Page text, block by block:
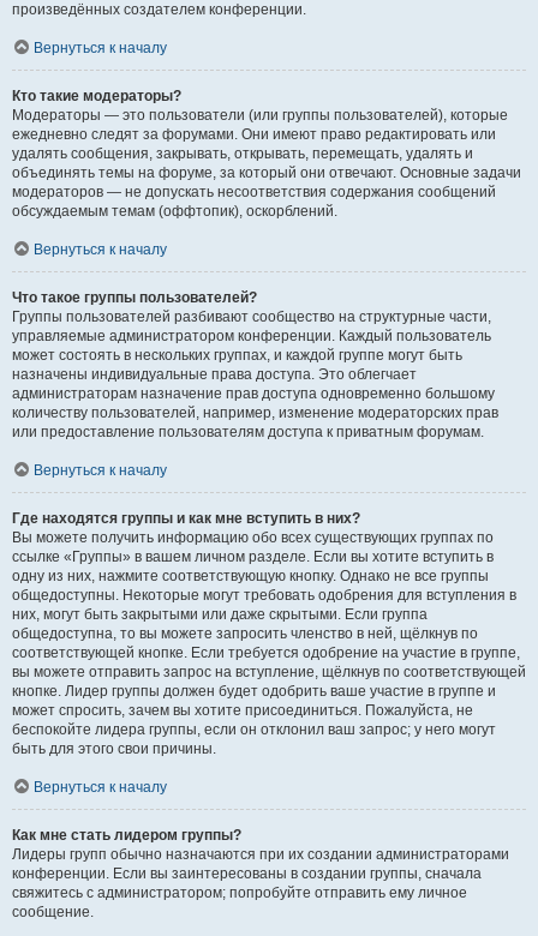
произведённых создателем конференции.
Вернуться к началу
Кто такие модераторы?
Модераторы — это пользователи (или группы пользователей), которые
ежедневно следят за форумами. Они имеют право редактировать или
удалять сообщения, закрывать, открывать, перемещать, удалять и
объединять темы на форуме, за который они отвечают. Основные задачи
модераторов — не допускать несоответствия содержания сообщений
обсуждаемым темам (оффтопик), оскорблений.
Вернуться к началу
Что такое группы пользователей?
Группы пользователей разбивают сообщество на структурные части,
управляемые администратором конференции. Каждый пользователь
может состоять в нескольких группах, и каждой группе могут быть
назначены индивидуальные права доступа. Это облегчает
администраторам назначение прав доступа одновременно большому
количеству пользователей, например, изменение модераторских прав
или предоставление пользователям доступа к приватным форумам.
Вернуться к началу
Где находятся группы и как мне вступить в них?
Вы можете получить информацию обо всех существующих группах по
ссылке «Группы» в вашем личном разделе. Если вы хотите вступить в
одну из них, нажмите соответствующую кнопку. Однако не все группы
общедоступны. Некоторые могут требовать одобрения для вступления в
них, могут быть закрытыми или даже скрытыми. Если группа
общедоступна, то вы можете запросить членство в ней, щёлкнув по
соответствующей кнопке. Если требуется одобрение на участие в группе,
вы можете отправить запрос на вступление, щёлкнув по соответствующей
кнопке. Лидер группы должен будет одобрить ваше участие в группе и
может спросить, зачем вы хотите присоединиться. Пожалуйста, не
беспокойте лидера группы, если он отклонил ваш запрос; у него могут
быть для этого свои причины.
Вернуться к началу
Как мне стать лидером группы?
Лидеры групп обычно назначаются при их создании администраторами
конференции. Если вы заинтересованы в создании группы, сначала
свяжитесь с администратором; попробуйте отправить ему личное
сообщение.